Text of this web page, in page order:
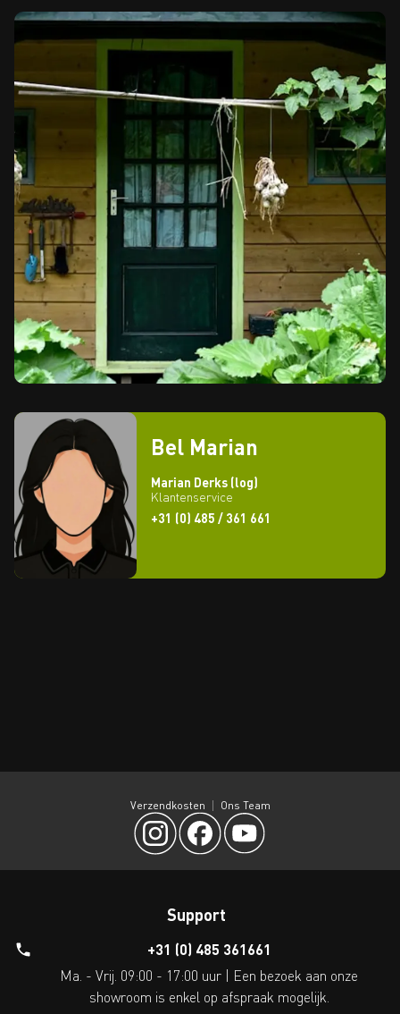
Bel Marian
Marian Derks (log)
Klantenservice
+31 (0) 485 / 361 661
Verzendkosten Ons Team
Support
+31 (0) 485 361661
Ma. - Vrij. 09:00 - 17:00 uur | Een bezoek aan onze
showroom is enkel op afspraak mogelijk.